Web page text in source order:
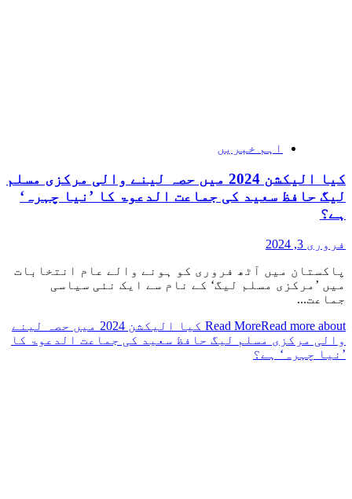
اہم خبریں
کیا الیکشن 2024 میں حصہ لینے والی مرکزی مسلم
لیگ حافظ سعید کی جماعت الدعوۃ کا ’نیا چہرہ‘
ہے؟
فروری 3, 2024
پاکستان میں آٹھ فروری کو ہونے والے عام انتخابات
میں ’مرکزی مسلم لیگ‘ کے نام سے ایک نئی سیاسی
جماعت...
Read More
Read more about کیا الیکشن 2024 میں حصہ لینے
والی مرکزی مسلم لیگ حافظ سعید کی جماعت الدعوۃ کا
’نیا چہرہ‘ ہے؟